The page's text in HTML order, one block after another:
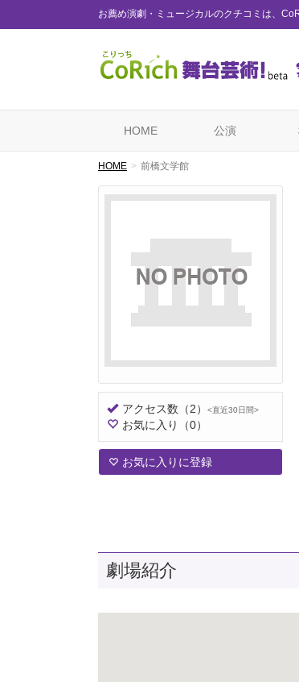
お薦め演劇・ミュージカルのクチコミは、
HOME 公演
HOME 前橋文学館
アクセス数 （2） <直近30日間>
お気に入り （0）
お気に入りに登録
劇場紹介